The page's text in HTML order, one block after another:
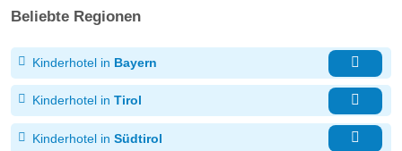
Beliebte Regionen
Kinderhotel in Bayern
Kinderhotel in Tirol
Kinderhotel in Südtirol